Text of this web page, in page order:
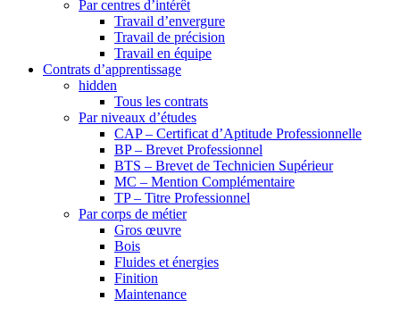
Par centres d’intérêt
Travail d’envergure
Travail de précision
Travail en équipe
Contrats d’apprentissage
hidden
Tous les contrats
Par niveaux d’études
CAP – Certificat d’Aptitude Professionnelle
BP – Brevet Professionnel
BTS – Brevet de Technicien Supérieur
MC – Mention Complémentaire
TP – Titre Professionnel
Par corps de métier
Gros œuvre
Bois
Fluides et énergies
Finition
Maintenance